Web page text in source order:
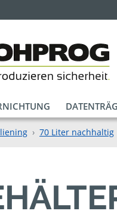
70 Liter nachhaltig